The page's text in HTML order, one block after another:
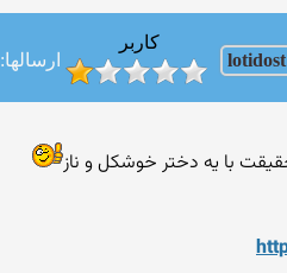
lotidost
کاربر
ارسالها: 939
با یه دختر خوشکل و ناز